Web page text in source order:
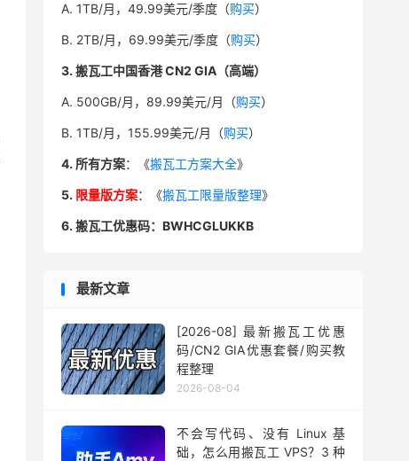
A. 1TB/月，49.99美元/季度（购买）
B. 2TB/月，69.99美元/季度（购买）
3. 搬瓦工中国香港 CN2 GIA（高端）
A. 500GB/月，89.99美元/月（购买）
B. 1TB/月，155.99美元/月（购买）
4. 所有方案：《搬瓦工方案大全》
5. 限量版方案：《搬瓦工限量版整理》
6. 搬瓦工优惠码：BWHCGLUKKB
最新文章
[2026-08] 最新搬瓦工优惠
码/CN2 GIA优惠套餐/购买教
程整理
2026-08-04
不会写代码、没有 Linux 基
础，怎么用搬瓦工 VPS？3 种